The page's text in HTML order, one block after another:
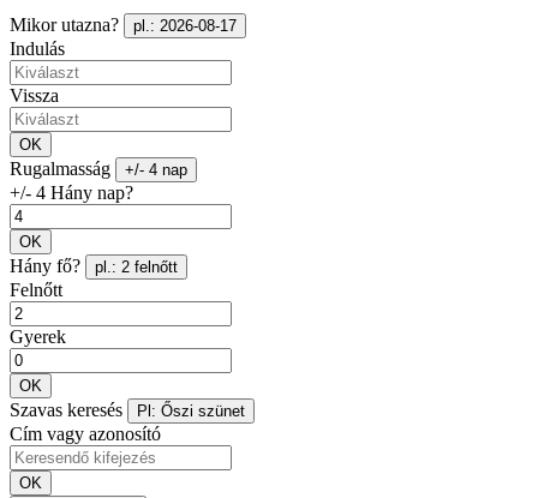
Mikor utazna? pl.: 2026-08-17
Indulás
Vissza
OK
Rugalmasság +/- 4 nap
+/- 4 Hány nap?
OK
Hány fő? pl.: 2 felnőtt
Felnőtt
Gyerek
OK
Szavas keresés Pl: Őszi szünet
Cím vagy azonosító
OK